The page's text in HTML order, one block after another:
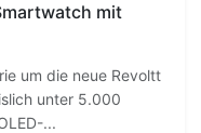
mit
um die neue Revoltt
unter 5.000
...